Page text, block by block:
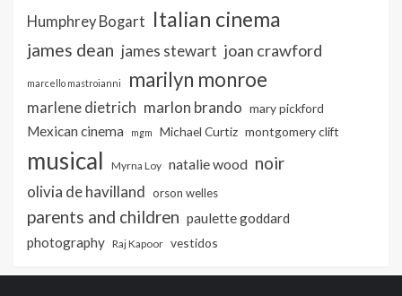
Humphrey Bogart Italian cinema
james dean james stewart joan crawford
marcello mastroianni marilyn monroe
marlene dietrich marlon brando mary pickford
Mexican cinema mgm Michael Curtiz montgomery clift
musical Myrna Loy natalie wood noir
olivia de havilland orson welles
parents and children paulette goddard
photography Raj Kapoor vestidos